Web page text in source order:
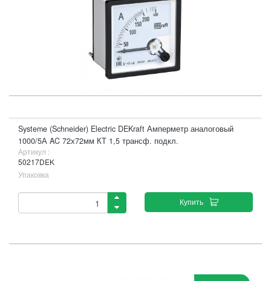
Systeme (Schneider) Electric DEKraft Амперметр аналоговый
1000/5А AC 72х72мм КТ 1,5 трансф. подкл.
Артикул :
50217DEK
Упаковка
Купить